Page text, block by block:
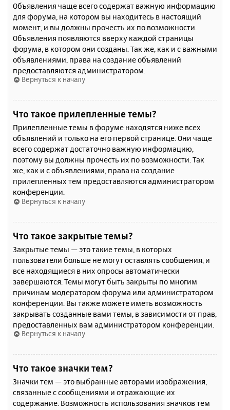
Объявления чаще всего содержат важную информацию
для форума, на котором вы находитесь в настоящий
момент, и вы должны прочесть их по возможности.
Объявления появляются вверху каждой страницы
форума, в котором они созданы. Так же, как и с важными
объявлениями, права на создание объявлений
предоставляются администратором.
Вернуться к началу
Что такое прилепленные темы?
Прилепленные темы в форуме находятся ниже всех
объявлений и только на его первой странице. Они чаще
всего содержат достаточно важную информацию,
поэтому вы должны прочесть их по возможности. Так
же, как и с объявлениями, права на создание
прилепленных тем предоставляются администратором
конференции.
Вернуться к началу
Что такое закрытые темы?
Закрытые темы — это такие темы, в которых
пользователи больше не могут оставлять сообщения, и
все находящиеся в них опросы автоматически
завершаются. Темы могут быть закрыты по многим
причинам модератором форума или администратором
конференции. Вы также можете иметь возможность
закрывать созданные вами темы, в зависимости от прав,
предоставленных вам администратором конференции.
Вернуться к началу
Что такое значки тем?
Значки тем — это выбранные авторами изображения,
связанные с сообщениями и отражающие их
содержание. Возможность использования значков тем